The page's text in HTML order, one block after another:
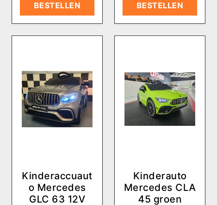
BESTELLEN BESTELLEN
Kinderaccuaut
o Mercedes
GLC 63 12V
Kinderauto
Mercedes CLA
45 groen